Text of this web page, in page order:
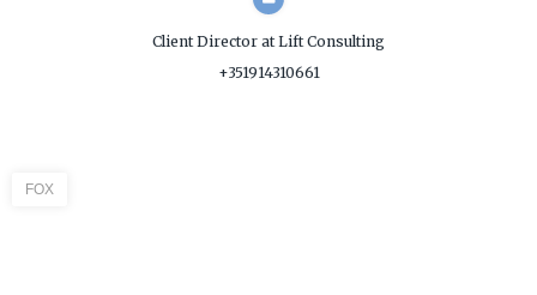
Client Director at Lift Consulting
+351914310661
FOX